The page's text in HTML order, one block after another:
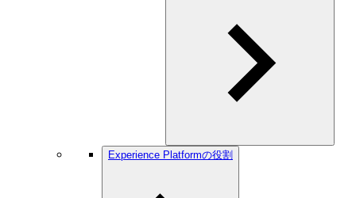
Experience Platformの役割